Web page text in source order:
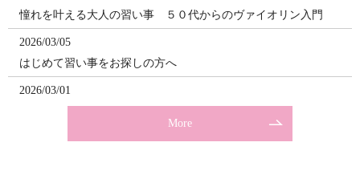
憧れを叶える大人の習い事 ５０代からのヴァイオリン入門
2026/03/05
はじめて習い事をお探しの方へ
2026/03/01
入会金無料キャンペーン実施中More